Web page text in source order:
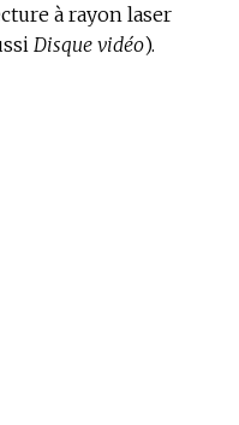
à rayon laser
Disque vidéo).